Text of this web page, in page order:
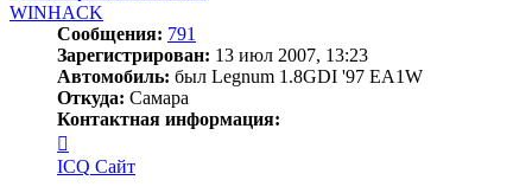
WINHACK
Сообщения: 791
Зарегистрирован: 13 июл 2007, 13:23
Автомобиль: был Legnum 1.8GDI '97 EA1W
Откуда: Самара
Контактная информация:
информация
пользователя
ICQ Сайт